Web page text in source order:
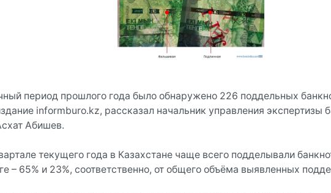
период прошлого года было обнаружено 226 поддельных
informburo.kz, рассказал начальник управления экспертизы
Абишев.
текущего года в Казахстане чаще всего подделывали
– 65% и 23%, соответственно, от общего объёма выявленных